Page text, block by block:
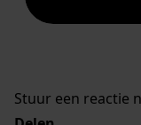
Stuur een reactie